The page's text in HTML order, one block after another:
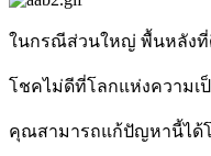
ในกรณีส่วนใหญ่ พื้นหลังที่
โชคไม่ดีที่โลกแห่งความเ
คุณสามารถแก้ปัญหานี้ได้โ